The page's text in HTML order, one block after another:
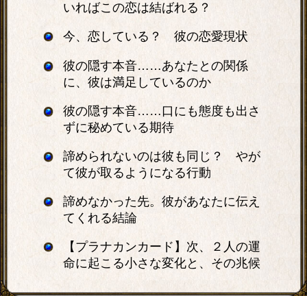
いればこの恋は結ばれる？
今、恋している？ 彼の恋愛現状
彼の隠す本音……あなたとの関係
に、彼は満足しているのか
彼の隠す本音……口にも態度も出さ
ずに秘めている期待
諦められないのは彼も同じ？ やが
て彼が取るようになる行動
諦めなかった先。彼があなたに伝え
てくれる結論
【プラナカンカード】次、２人の運
命に起こる小さな変化と、その兆候